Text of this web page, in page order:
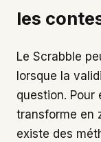
les
Le Scrabble
lorsque la
question. Pour
transforme en
existe des